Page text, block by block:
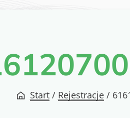
Start / Rejestracje /